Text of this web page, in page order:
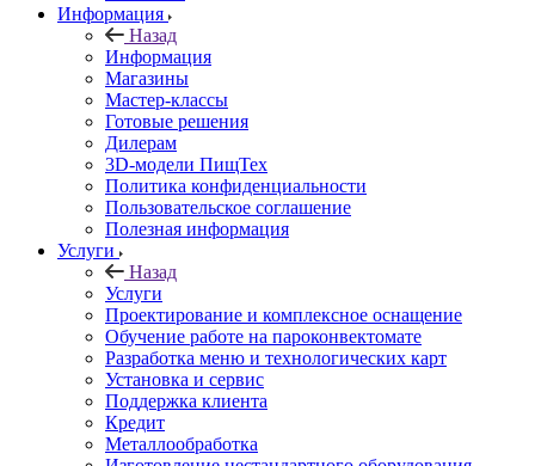
Информация
Назад
Информация
Магазины
Мастер-классы
Готовые решения
Дилерам
3D-модели ПищТех
Политика конфиденциальности
Пользовательское соглашение
Полезная информация
Услуги
Назад
Услуги
Проектирование и комплексное оснащение
Обучение работе на пароконвектомате
Разработка меню и технологических карт
Установка и сервис
Поддержка клиента
Кредит
Металлообработка